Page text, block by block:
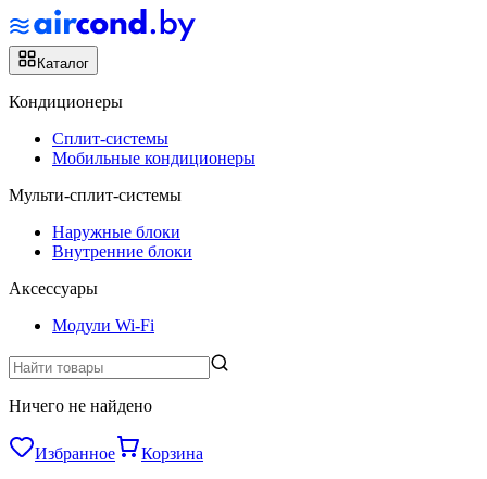
Каталог
Кондиционеры
Сплит-системы
Мобильные кондиционеры
Мульти-сплит-системы
Наружные блоки
Внутренние блоки
Аксессуары
Модули Wi-Fi
Ничего не найдено
Избранное Корзина